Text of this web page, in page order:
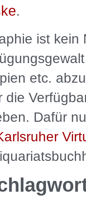
.
ist kein
etc.
die
Dafür